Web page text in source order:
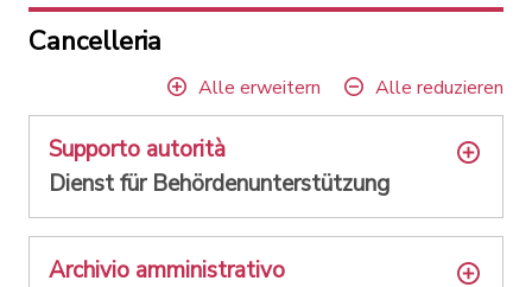
Cancelleria
Alle erweitern Alle reduzieren
Supporto autorità
Dienst für Behördenunterstützung
Archivio amministrativo